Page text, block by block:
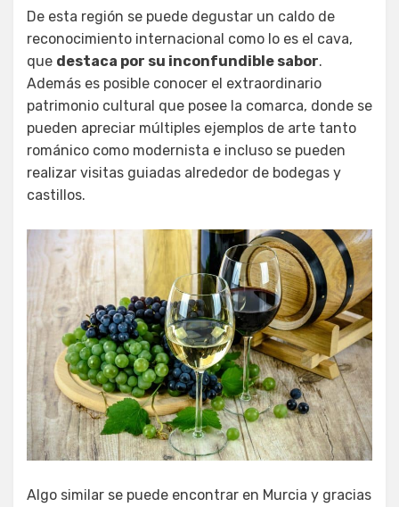
De esta región se puede degustar un caldo de
reconocimiento internacional como lo es el cava,
que destaca por su inconfundible sabor.
Además es posible conocer el extraordinario
patrimonio cultural que posee la comarca, donde se
pueden apreciar múltiples ejemplos de arte tanto
románico como modernista e incluso se pueden
realizar visitas guiadas alrededor de bodegas y
castillos.
Algo similar se puede encontrar en Murcia y gracias